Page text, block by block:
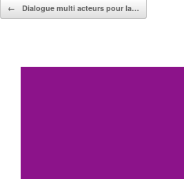
Post navigation
← Dialogue multi acteurs pour la…